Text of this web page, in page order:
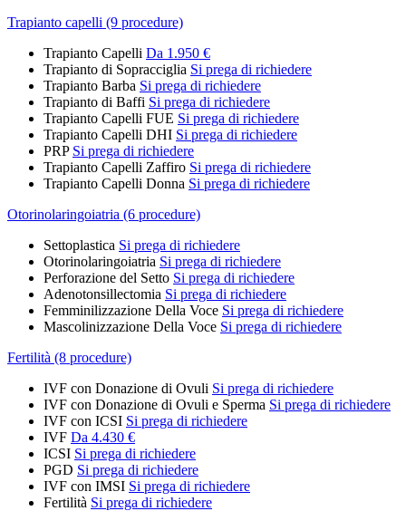
Trapianto capelli (9 procedure)
Trapianto Capelli Da 1.950 €
Trapianto di Sopracciglia Si prega di richiedere
Trapianto Barba Si prega di richiedere
Trapianto di Baffi Si prega di richiedere
Trapianto Capelli FUE Si prega di richiedere
Trapianto Capelli DHI Si prega di richiedere
PRP Si prega di richiedere
Trapianto Capelli Zaffiro Si prega di richiedere
Trapianto Capelli Donna Si prega di richiedere
Otorinolaringoiatria (6 procedure)
Settoplastica Si prega di richiedere
Otorinolaringoiatria Si prega di richiedere
Perforazione del Setto Si prega di richiedere
Adenotonsillectomia Si prega di richiedere
Femminilizzazione Della Voce Si prega di richiedere
Mascolinizzazione Della Voce Si prega di richiedere
Fertilità (8 procedure)
IVF con Donazione di Ovuli Si prega di richiedere
IVF con Donazione di Ovuli e Sperma Si prega di richiedere
IVF con ICSI Si prega di richiedere
IVF Da 4.430 €
ICSI Si prega di richiedere
PGD Si prega di richiedere
IVF con IMSI Si prega di richiedere
Fertilità Si prega di richiedere